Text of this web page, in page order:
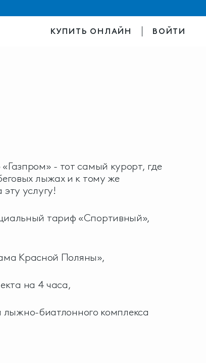
КУПИТЬ ОНЛАЙН ВОЙТИ
- тот самый курорт, где
лыжах и к тому же
эту услугу!
тариф «Спортивный»,
Красной Поляны»,
на 4 часа,
биатлонного комплекса